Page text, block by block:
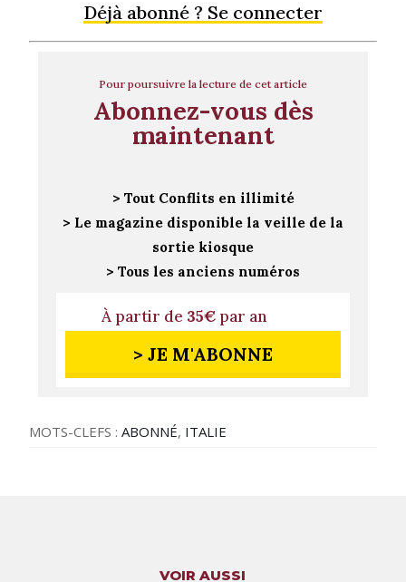
Déjà abonné ? Se connecter
Pour poursuivre la lecture de cet article
Abonnez-vous dès
maintenant
> Tout Conflits en illimité
> Le magazine disponible la veille de la
sortie kiosque
> Tous les anciens numéros
À partir de 35€par an
> JE M'ABONNE
MOTS-CLEFS :ABONNÉ, ITALIE
VOIR AUSSI